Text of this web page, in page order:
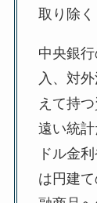
取り除く
中央銀
入、対
えて持
遠い統
ドル金
は円建